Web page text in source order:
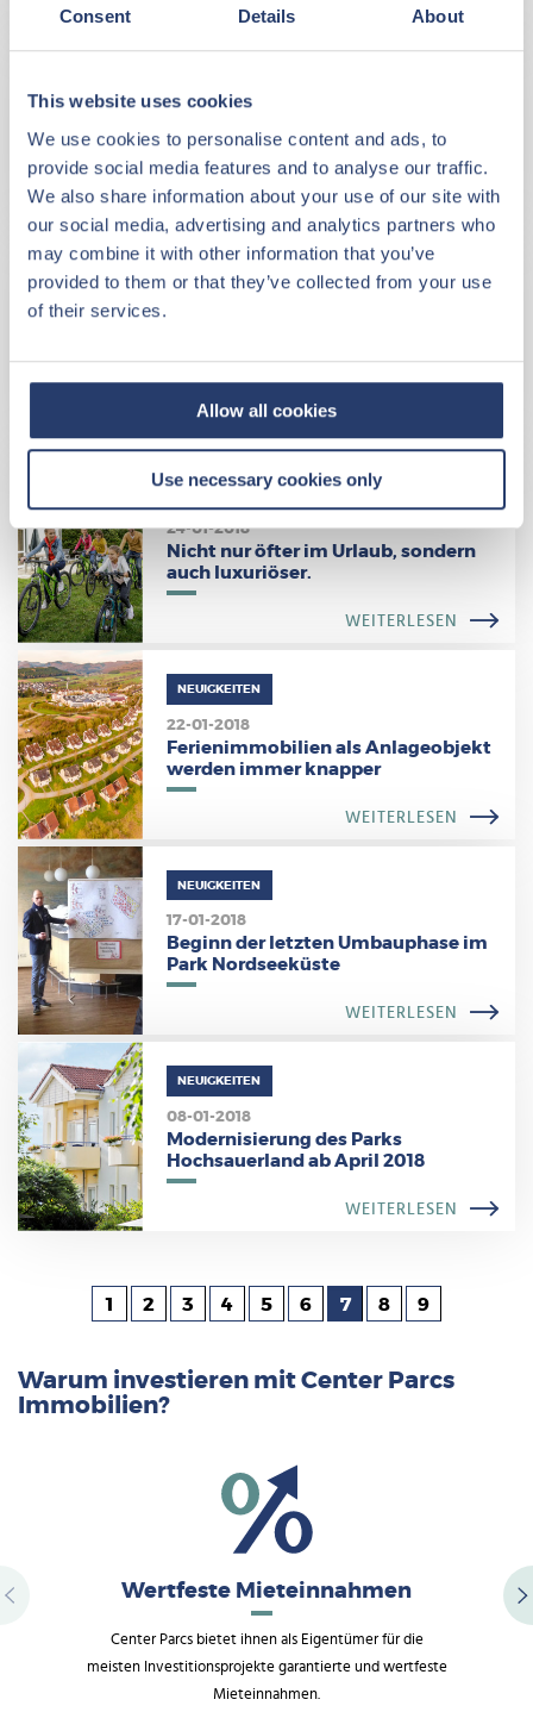
Consent Details About
This website uses cookies
We use cookies to personalise content and ads, to
provide social media features and to analyse our traffic.
We also share information about your use of our site with
our social media, advertising and analytics partners who
may combine it with other information that you’ve
provided to them or that they’ve collected from your use
of their services.
Allow all cookies
Use necessary cookies only
WEITERLESEN
Wie sehen Großinvestoren den
Investmentmarkt?
WEITERLESEN
NEUIGKEITEN
24-01-2018
Nicht nur öfter im Urlaub, sondern
auch luxuriöser.
WEITERLESEN
NEUIGKEITEN
22-01-2018
Ferienimmobilien als Anlageobjekt
werden immer knapper
WEITERLESEN
NEUIGKEITEN
17-01-2018
Beginn der letzten Umbauphase im
Park Nordseeküste
WEITERLESEN
NEUIGKEITEN
08-01-2018
Modernisierung des Parks
Hochsauerland ab April 2018
WEITERLESEN
Seitennummerierung
Seite
1 Seite
2 Seite
3 Seite
4 Seite
5 Seite
6 Seite
7 Seite
8 Seite
9
Warum investieren mit Center Parcs
Immobilien?
Wertfeste Mieteinnahmen
Center Parcs bietet ihnen als Eigentümer für die
meisten Investitionsprojekte garantierte und wertfeste
Mieteinnahmen.